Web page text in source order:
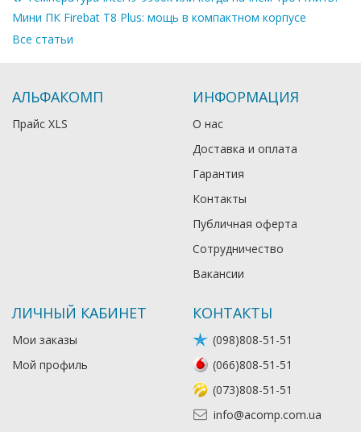
Мини ПК Firebat T8 Plus: мощь в компактном корпусе
Все статьи
АЛЬФАКОМП
Прайс XLS
ИНФОРМАЦИЯ
О нас
Доставка и оплата
Гарантия
Контакты
Публичная оферта
Сотрудничество
Вакансии
ЛИЧНЫЙ КАБИНЕТ
Мои заказы
Мой профиль
КОНТАКТЫ
(098)808-51-51
(066)808-51-51
(073)808-51-51
info@acomp.com.ua